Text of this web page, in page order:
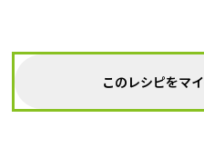
このレシピをマ